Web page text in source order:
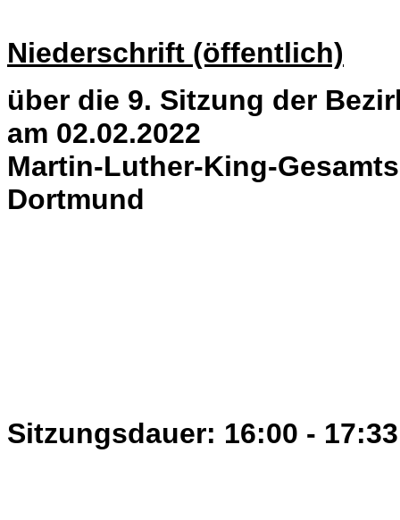
Niederschrift (öffentlich)
über die 9. Sitzung der
am 02.02.2022
Martin-Luther-King-
Dortmund
Sitzungsdauer: 16:00 -